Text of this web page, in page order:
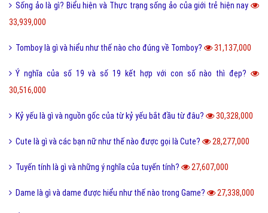
Sống ảo là gì? Biểu hiện và Thực trạng sống ảo của giới trẻ hiện nay
33,939,000
Tomboy là gì và hiểu như thế nào cho đúng về Tomboy? 31,137,000
Ý nghĩa của số 19 và số 19 kết hợp với con số nào thì đẹp?
30,516,000
Kỷ yếu là gì và nguồn gốc của từ kỷ yếu bắt đầu từ đâu? 30,328,000
Cute là gì và các bạn nữ như thế nào được gọi là Cute? 28,277,000
Tuyến tính là gì và những ý nghĩa của tuyến tính? 27,607,000
Dame là gì và dame được hiểu như thế nào trong Game? 27,338,000